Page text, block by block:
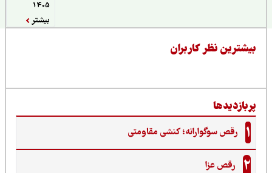
نظر کاربران
رقص سوگوارانه؛ کنشی مقاومتی
رقص عزا